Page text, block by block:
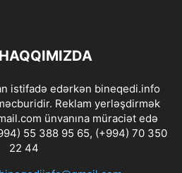
istifadə edərkən bineqedi.info
Reklam yerləşdirmək
ünvanına müraciət edə
55 388 95 65, (+994) 70 350
22 44